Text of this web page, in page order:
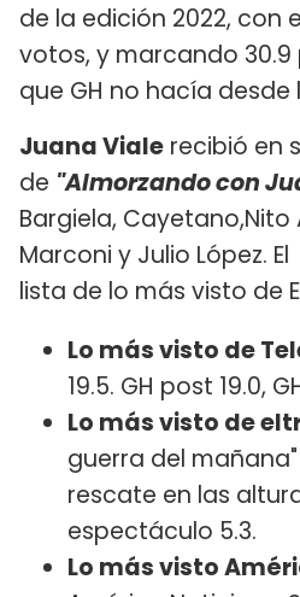
de la edición 2022, con
votos, y marcando 30.9
que GH no hacía desde
Juana Viale recibió en
de "Almorzando con
Bargiela, Cayetano,Nito
Marconi y Julio López.
lista de lo más visto de
Lo más visto de
19.5. GH post 19.0,
Lo más visto de
guerra del mañana"
rescate en las
espectáculo 5.3.
Lo más visto